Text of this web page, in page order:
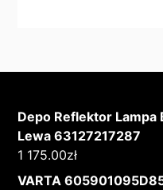
Depo Reflektor Lampa
Lewa 63127217287
1 175.00zł
VARTA